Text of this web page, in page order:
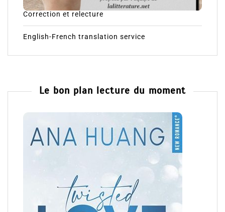
Correction et relecture
English-French translation service
Le bon plan lecture du moment